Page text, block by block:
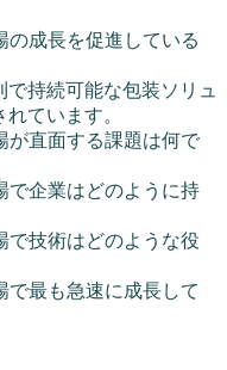
の成長を促進している
持続可能な包装ソリュ
ています。
が直面する課題は何で
で企業はどのように持
で技術はどのような役
で最も急速に成長して